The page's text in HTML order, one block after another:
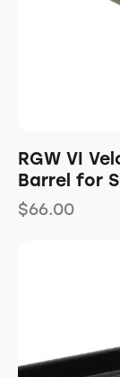
RGW VI
Barrel for
$66.00